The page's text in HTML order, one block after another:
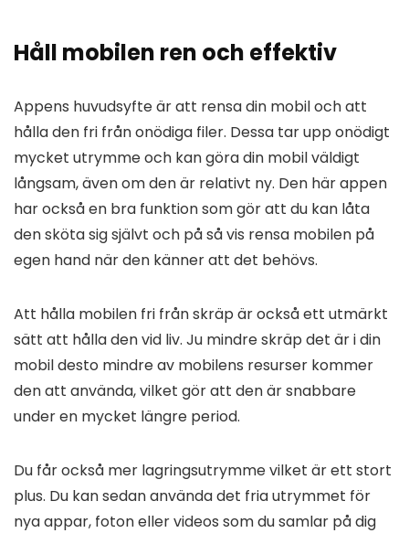
Håll mobilen ren och effektiv
Appens huvudsyfte är att rensa din mobil och att
hålla den fri från onödiga filer. Dessa tar upp onödigt
mycket utrymme och kan göra din mobil väldigt
långsam, även om den är relativt ny. Den här appen
har också en bra funktion som gör att du kan låta
den sköta sig självt och på så vis rensa mobilen på
egen hand när den känner att det behövs.
Att hålla mobilen fri från skräp är också ett utmärkt
sätt att hålla den vid liv. Ju mindre skräp det är i din
mobil desto mindre av mobilens resurser kommer
den att använda, vilket gör att den är snabbare
under en mycket längre period.
Du får också mer lagringsutrymme vilket är ett stort
plus. Du kan sedan använda det fria utrymmet för
nya appar, foton eller videos som du samlar på dig